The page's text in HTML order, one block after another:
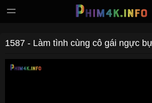
1587 - Làm tình cùng cô gái ngực